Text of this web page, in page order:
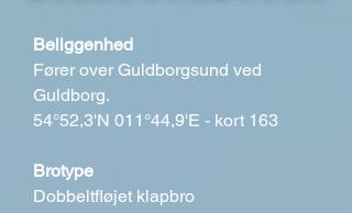
Beliggenhed
Fører over Guldborgsund ved
Guldborg.
54°52,3'N 011°44,9'E - kort 163
Brotype
Dobbeltfløjet klapbro